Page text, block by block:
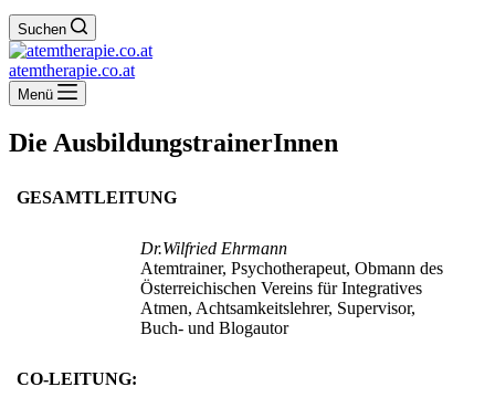
Suchen
atemtherapie.co.at
Menü
Die AusbildungstrainerInnen
GESAMTLEITUNG
Dr.Wilfried Ehrmann
Atemtrainer, Psychotherapeut, Obmann des
Österreichischen Vereins für Integratives
Atmen, Achtsamkeitslehrer, Supervisor,
Buch- und Blogautor
CO-LEITUNG: